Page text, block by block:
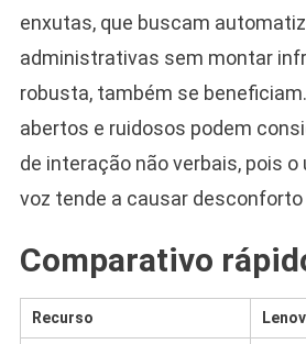
enxutas, que buscam
administrativas sem montar
robusta, também se
abertos e ruidosos podem
de interação não verbais, pois
voz tende a causar
Comparativo
Recurso